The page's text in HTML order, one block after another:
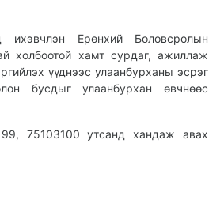
ихэвчлэн Ерөнхий Боловсролын
холбоотой хамт сурдаг, ажиллаж
үүднээс улаанбурханы эсрэг
бусдыг улаанбурхан өвчнөөс
75103100 утсанд хандаж авах